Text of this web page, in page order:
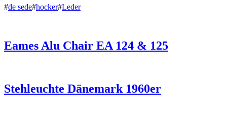
#de sede#hocker#Leder
Eames Alu Chair EA 124 & 125
Stehleuchte Dänemark 1960er